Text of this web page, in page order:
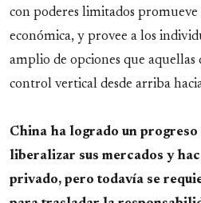
con poderes limitados
económica, y provee a los
amplio de opciones que
control vertical desde arriba
China ha logrado un
liberalizar sus mercados y
privado, pero todavía se